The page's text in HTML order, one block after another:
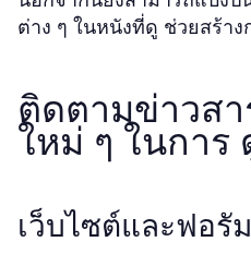
ต่าง ๆ ในหนังที่ดู ช่วยสร้า
ติดตามข่าวส
ใหม่ ๆ ในกา
เว็บไซต์และฟอรั